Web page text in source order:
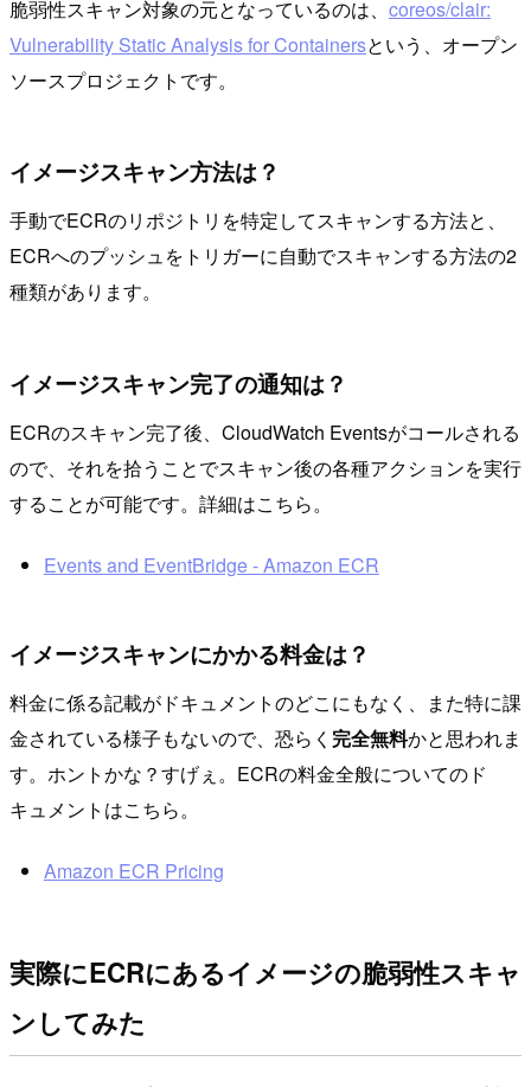
脆弱性スキャン対象の元となっているのは、 coreos/clair:
Vulnerability Static Analysis for Containersという、オープン
ソースプロジェクトです。
イメージスキャン方法は？
手動でECRのリポジトリを特定してスキャンする方法と、
ECRへのプッシュをトリガーに自動でスキャンする方法の2
種類があります。
イメージスキャン完了の通知は？
ECRのスキャン完了後、CloudWatch Eventsがコールされる
ので、それを拾うことでスキャン後の各種アクションを実行
することが可能です。詳細はこちら。
Events and EventBridge - Amazon ECR
イメージスキャンにかかる料金は？
料金に係る記載がドキュメントのどこにもなく、また特に課
金されている様子もないので、恐らく 完全無料かと思われま
す。ホントかな？すげぇ。ECRの料金全般についてのド
キュメントはこちら。
Amazon ECR Pricing
実際にECRにあるイメージの脆弱性スキャ
ンしてみた